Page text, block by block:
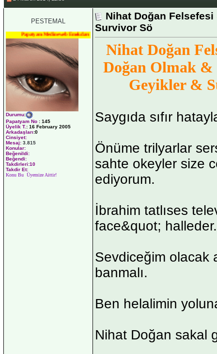
PESTEMAL
Papatyam Medineweb Emekdarı
Durumu:
Papatyam No : 145
Üyelik T.: 16 February 2005
Arkadaşları:0
Cinsiyet:
Mesaj: 3.815
Konular:
Beğenildi:
Beğendi:
Takdirleri:10
Takdir Et:
Konu Bu Üyemize Aittir!
Nihat Doğan
Survivor Sö
Nihat Doğan
Doğan Olmak
Geyikler &
Saygıda sıfır
Önüme trilyarlar
sahte okeyler size
ediyorum.
İbrahim tatlıses
face&quot; halleder.
Sevdiceğim olacak
banmalı.
Ben helalimin
Nihat Doğan sakal